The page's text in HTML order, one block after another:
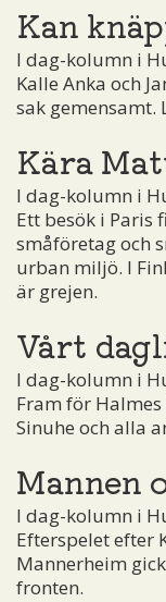
Kan
I dag-kolumn i
Kalle Anka och
sak gemensamt.
Kära
I dag-kolumn i
Ett besök i Paris
småföretag och
urban miljö. I
är grejen.
Vårt
I dag-kolumn i
Fram för
Sinuhe och alla
Mannen
I dag-kolumn i
Efterspelet efter
Mannerheim
fronten.